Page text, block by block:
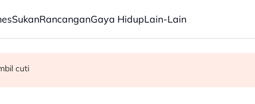
SukanRancanganGaya HidupLain-Lain
stabil - Fahmi Fadzil
AJ Styles, Brock Lesnar
cuti